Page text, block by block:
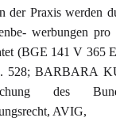
der Praxis werden
werbungen pro
(BGE 141 V 365
528; BARBARA
des
AVIG,